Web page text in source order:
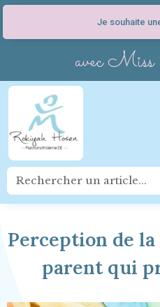
Je souhaite
avec Miss
Perception de
parent qui